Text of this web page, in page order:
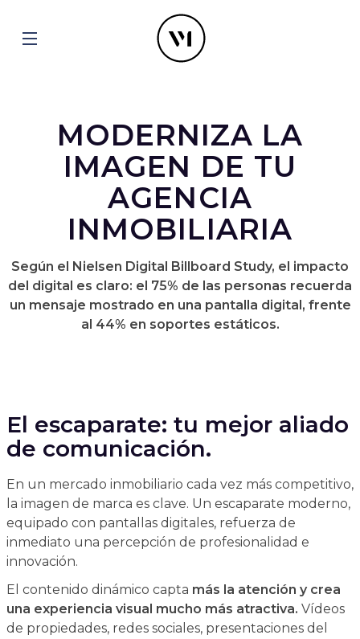
MODERNIZA LA
IMAGEN DE TU
AGENCIA
INMOBILIARIA
Según el Nielsen Digital Billboard Study, el impacto
del digital es claro: el 75% de las personas recuerda
un mensaje mostrado en una pantalla digital, frente
al 44% en soportes estáticos.
El escaparate: tu mejor aliado
de comunicación.
En un mercado inmobiliario cada vez más competitivo,
la imagen de marca es clave. Un escaparate moderno,
equipado con pantallas digitales, refuerza de
inmediato una percepción de profesionalidad e
innovación.
El contenido dinámico capta más la atención y crea
una experiencia visual mucho más atractiva. Vídeos
de propiedades, redes sociales, presentaciones del